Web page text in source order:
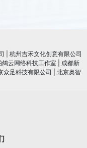
杭州吉禾文化创意有限公司
云网络科技工作室
成都新
众足科技有限公司
北京奥智